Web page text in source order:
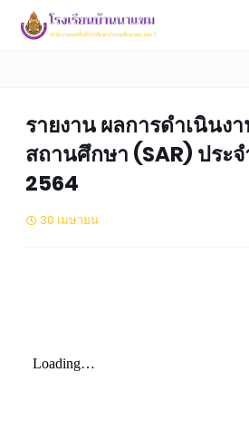
รายงาน ผลการดำเนินง
สถานศึกษา (SAR) ประ
2564
30 เมษายน